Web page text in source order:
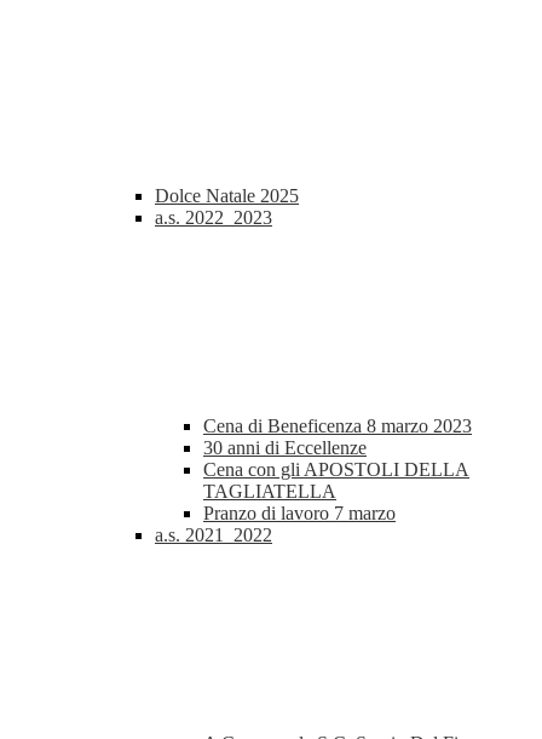
Dolce Natale 2025
a.s. 2022_2023
Cena di Beneficenza 8 marzo 2023
30 anni di Eccellenze
Cena con gli APOSTOLI DELLA
TAGLIATELLA
Pranzo di lavoro 7 marzo
a.s. 2021_2022